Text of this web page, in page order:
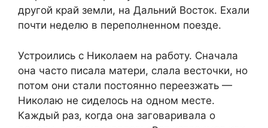
другой край земли, на Дальний Восток. Ехали
почти неделю в переполненном поезде.
Устроились с Николаем на работу. Сначала
она часто писала матери, слала весточки, но
потом они стали постоянно переезжать —
Николаю не сиделось на одном месте.
Каждый раз, когда она заговаривала о